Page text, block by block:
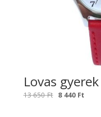
Lovas
13 650Ft Original
8 440 Ft